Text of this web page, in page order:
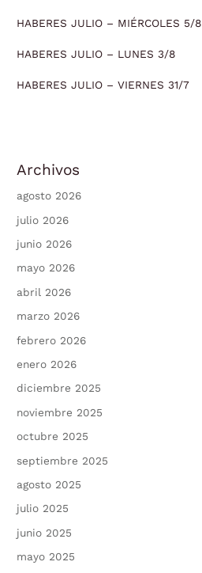
HABERES JULIO – MIÉRCOLES 5/8
HABERES JULIO – LUNES 3/8
HABERES JULIO – VIERNES 31/7
Archivos
agosto 2026
julio 2026
junio 2026
mayo 2026
abril 2026
marzo 2026
febrero 2026
enero 2026
diciembre 2025
noviembre 2025
octubre 2025
septiembre 2025
agosto 2025
julio 2025
junio 2025
mayo 2025